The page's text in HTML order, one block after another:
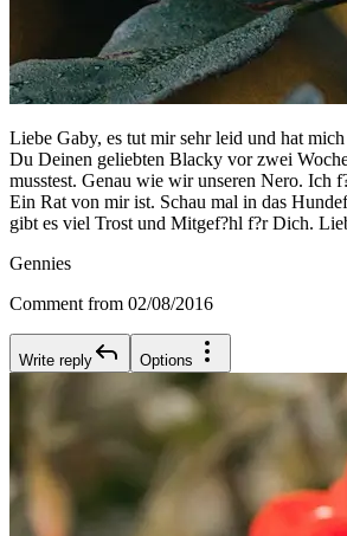
Liebe Gaby, es tut mir sehr leid und hat mich
Du Deinen geliebten Blacky vor zwei
musstest. Genau wie wir unseren Nero. Ich
Ein Rat von mir ist. Schau mal in das
gibt es viel Trost und Mitgef?hl f?r Dich.
Gennies
Comment from 02/08/2016
Write reply Options